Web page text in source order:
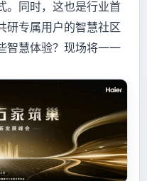
。同时，这也是行业首
研专属用户的智慧社区
智慧体验？现场将一一